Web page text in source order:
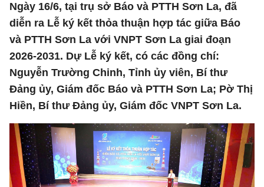
Ngày 16/6, tại trụ sở Báo và PTTH Sơn La, đã
diễn ra Lễ ký kết thỏa thuận hợp tác giữa Báo
và PTTH Sơn La với VNPT Sơn La giai đoạn
2026-2031. Dự Lễ ký kết, có các đồng chí:
Nguyễn Trường Chinh, Tỉnh ủy viên, Bí thư
Đảng ủy, Giám đốc Báo và PTTH Sơn La; Pờ Thị
Hiền, Bí thư Đảng ủy, Giám đốc VNPT Sơn La.